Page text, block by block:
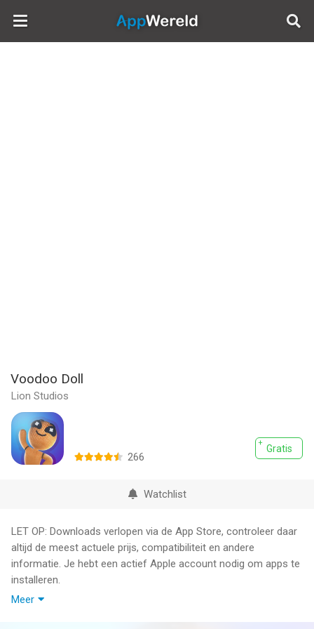
AppWereld
Voodoo Doll
Lion Studios
Gratis
266
Watchlist
LET OP: Downloads verlopen via de App Store, controleer daar
altijd de meest actuele prijs, compatibiliteit en andere
informatie. Je hebt een actief Apple account nodig om apps te
installeren.
Meer